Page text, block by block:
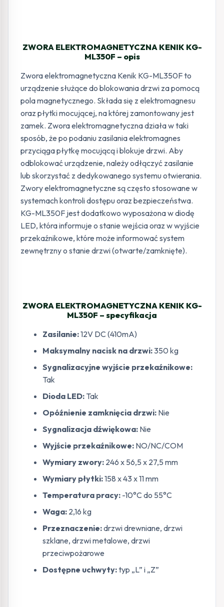
ZWORA ELEKTROMAGNETYCZNA KENIK KG-
ML350F – opis
Zwora elektromagnetyczna Kenik KG-ML350F to
urządzenie służące do blokowania drzwi za pomocą
pola magnetycznego. Składa się z elektromagnesu
oraz płytki mocującej, na której zamontowany jest
zamek. Zwora elektromagnetyczna działa w taki
sposób, że po podaniu zasilania elektromagnes
przyciąga płytkę mocującą i blokuje drzwi. Aby
odblokować urządzenie, należy odłączyć zasilanie
lub skorzystać z dedykowanego systemu otwierania.
Zwory elektromagnetyczne są często stosowane w
systemach kontroli dostępu oraz bezpieczeństwa.
KG-ML350F jest dodatkowo wyposażona w diodę
LED, która informuje o stanie wejścia oraz w wyjście
przekaźnikowe, które może informować system
zewnętrzny o stanie drzwi (otwarte/zamknięte).
ZWORA ELEKTROMAGNETYCZNA KENIK KG-
ML350F – specyfikacja
Zasilanie:12V DC (410mA)
Maksymalny nacisk na drzwi:350 kg
Sygnalizacyjne wyjście przekaźnikowe:
Tak
Dioda LED: Tak
Opóźnienie zamknięcia drzwi: Nie
Sygnalizacja dźwiękowa: Nie
Wyjście przekaźnikowe: NO/NC/COM
Wymiary zwory: 246 x 56,5 x 27,5 mm
Wymiary płytki:158 x 43 x 11 mm
Temperatura pracy: -10°C do 55°C
Waga: 2,16 kg
Przeznaczenie:drzwi drewniane, drzwi
szklane, drzwi metalowe, drzwi
przeciwpożarowe
Dostępne uchwyty:typ „L” i „Z”